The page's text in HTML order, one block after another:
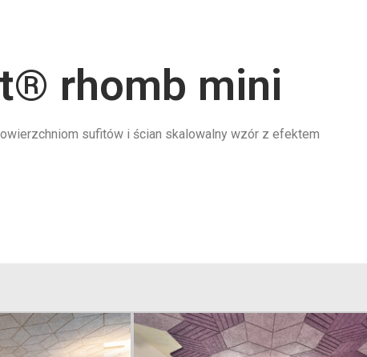
rhomb mini
sufitów i ścian skalowalny wzór z efektem